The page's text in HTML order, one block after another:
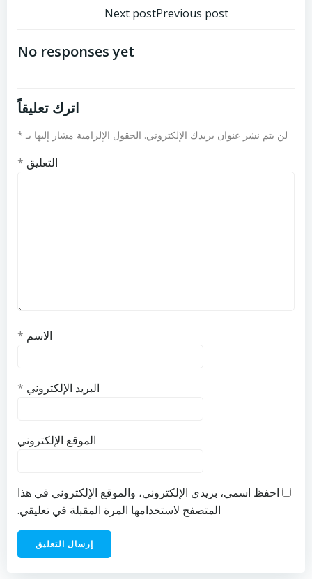
Previous postتصفّح
المقالات
Next post
No responses yet
اترك تعليقاً
لن يتم نشر عنوان بريدك الإلكتروني. الحقول الإلزامية مشار إليها بـ *
التعليق *
الاسم *
البريد الإلكتروني *
الموقع الإلكتروني
احفظ اسمي، بريدي الإلكتروني، والموقع الإلكتروني في هذا
المتصفح لاستخدامها المرة المقبلة في تعليقي.